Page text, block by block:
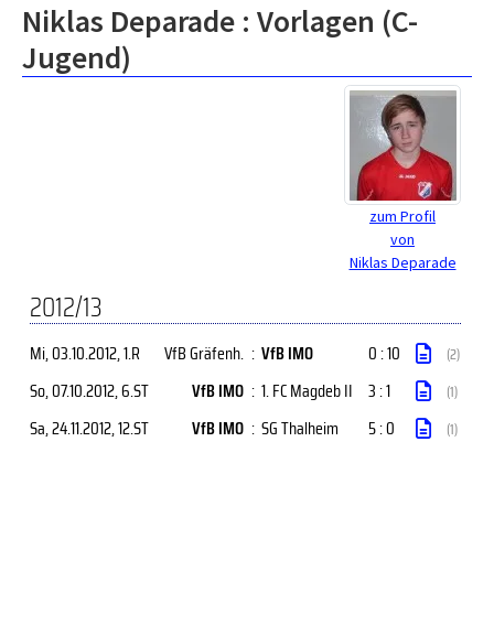
Niklas Deparade : Vorlagen (C-
Jugend)
zum Profil
von
Niklas Deparade
2012/13
Mi, 03.10.2012, 1.R VfB Gräfenh. : VfB IMO 0 : 10 (2)
So, 07.10.2012, 6.ST VfB IMO : 1. FC Magdeb II 3 : 1 (1)
Sa, 24.11.2012, 12.ST VfB IMO : SG Thalheim 5 : 0 (1)